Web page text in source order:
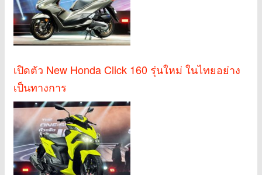
เปิดตัว New Honda Click 160 รุ่นใหม่ ในไทยอย่าง
เป็นทางการ